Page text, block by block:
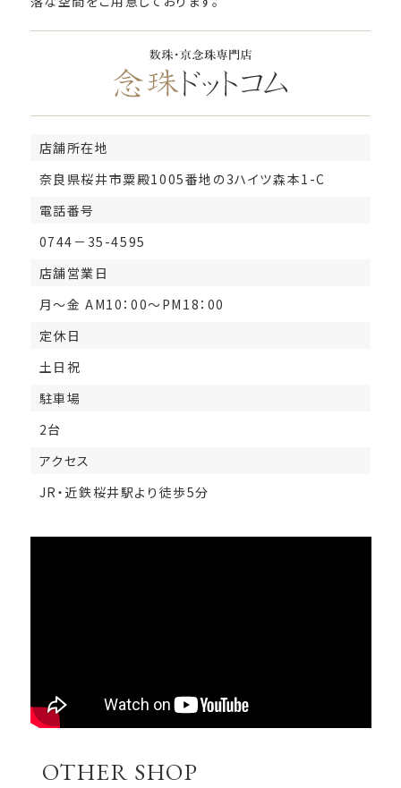
店舗所在地
奈良県桜井市粟殿1005番地の3ハイツ森本1-C
電話番号
0744－35-4595
店舗営業日
月～金 AM10：00～PM18：00
定休日
土日祝
駐車場
2台
アクセス
JR・近鉄桜井駅より徒歩5分
OTHER SHOP